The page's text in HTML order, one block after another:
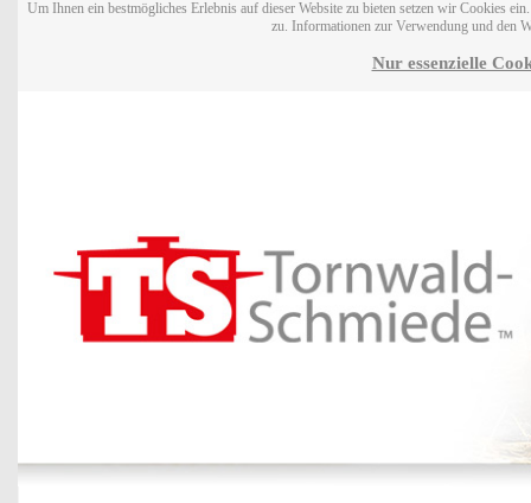
Um Ihnen ein bestmögliches Erlebnis auf dieser Website zu bieten setzen wir Cookies
zu. Informationen zur Verwendung und den
Nur essenzielle